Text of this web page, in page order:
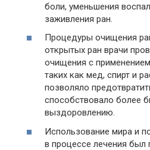
боли, уменьшения
заживления ран.
Процедуры очищения
открытых ран врачи
очищения с
таких как мед, спирт и
позволяло
способствовало более
выздоровлению.
Использование мира и
в процессе лечения был